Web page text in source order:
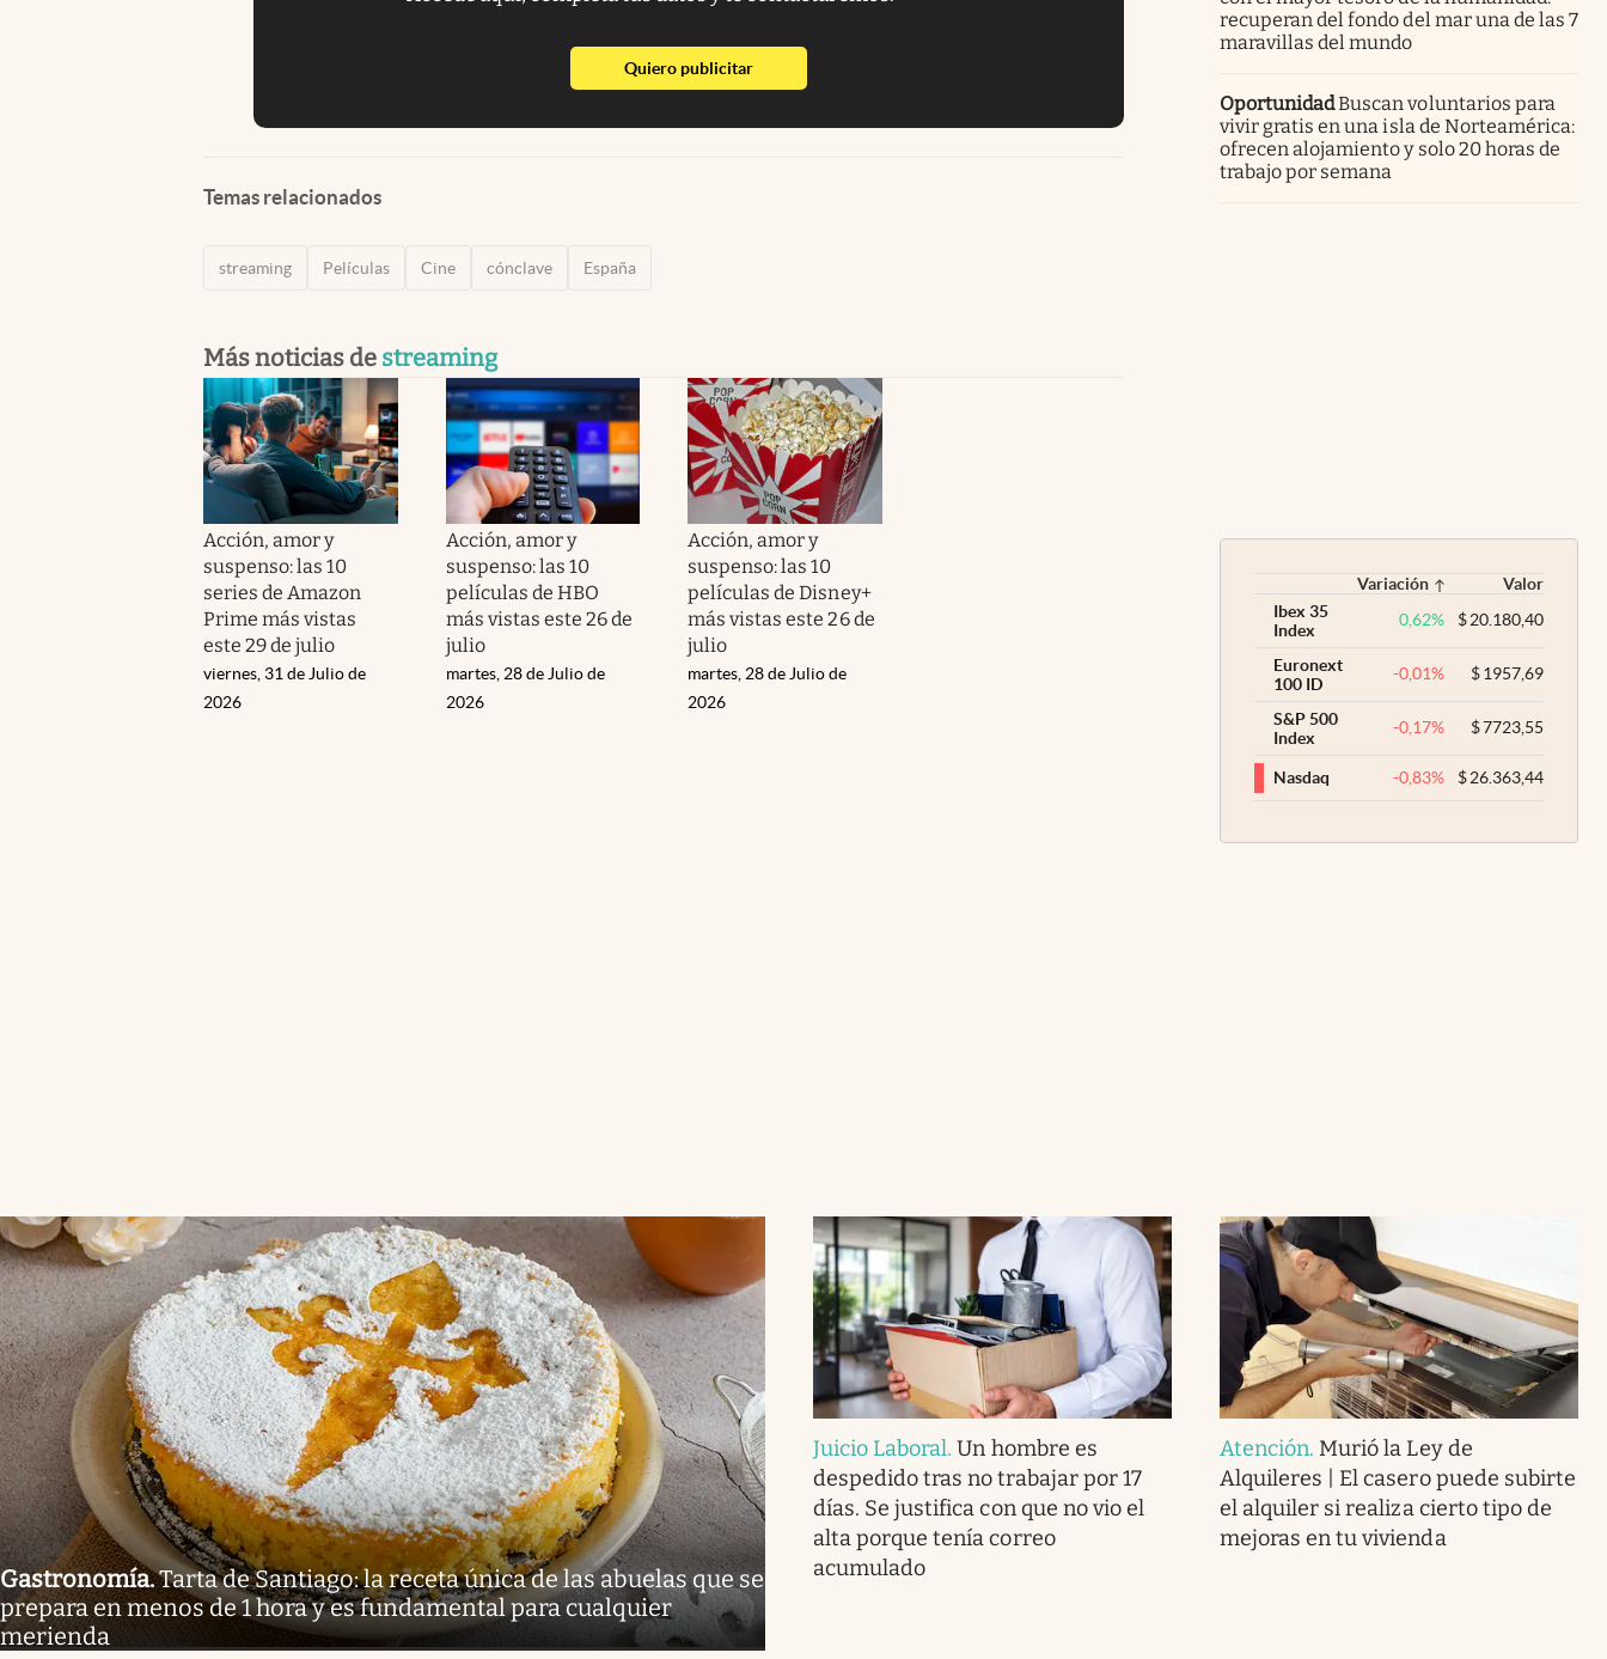
Quiero publicitarabre en nueva pestaña
Temas relacionados
streaming Películas Cine cónclave España
Más noticias de streaming
Acción, amor y
suspenso: las 10
series de Amazon
Prime más vistas
este 29 de julio
viernes, 31 de Julio de
2026
Acción, amor y
suspenso: las 10
películas de HBO
más vistas este 26 de
julio
martes, 28 de Julio de
2026
Acción, amor y
suspenso: las 10
películas de Disney+
más vistas este 26 de
julio
martes, 28 de Julio de
2026
recuperan del fondo del mar una de las 7
maravillas del mundo
OportunidadBuscan voluntarios para
vivir gratis en una isla de Norteamérica:
ofrecen alojamiento y solo 20 horas de
trabajo por semana
Variación
Valor
Ibex 35
Index
0,62% $20.180,40
Euronext
100 ID
-0,01% $1957,69
S&P 500
Index
-0,17% $7723,55
Nasdaq -0,83% $26.363,44
Gastronomía.Tarta de Santiago: la receta única de las abuelas que se
prepara en menos de 1 hora y es fundamental para cualquier
merienda
Juicio Laboral.Un hombre es
despedido tras no trabajar por 17
días. Se justifica con que no vio el
alta porque tenía correo
acumulado
Atención. Murió la Ley de
Alquileres | El casero puede subirte
el alquiler si realiza cierto tipo de
mejoras en tu vivienda